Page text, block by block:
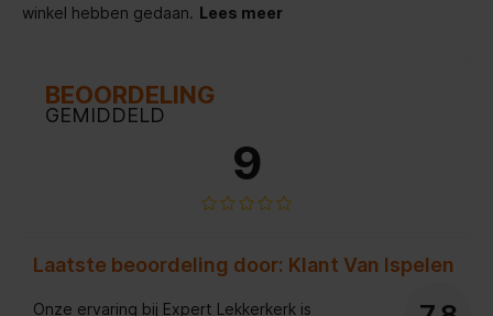
winkel hebben gedaan. Lees meer
BEOORDELING
GEMIDDELD
9
Laatste beoordeling door: Klant Van Ispelen
Onze ervaring bij Expert Lekkerkerk is